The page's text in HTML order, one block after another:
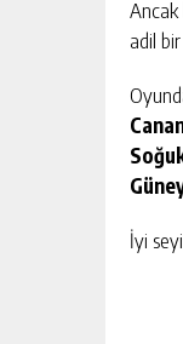
Ancak
adil
İyi